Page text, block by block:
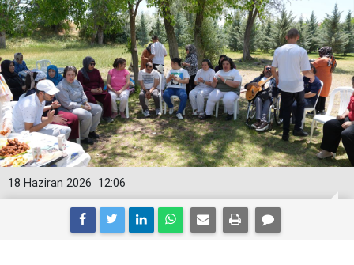
12:06
18 Haziran 2026